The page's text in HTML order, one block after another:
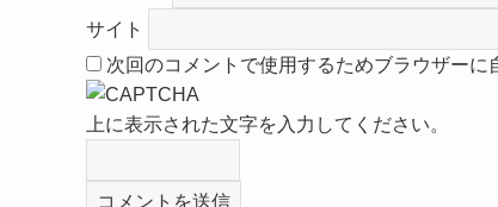
サイト
次回のコメントで使用するためブラウザーに
上に表示された文字を入力してください。